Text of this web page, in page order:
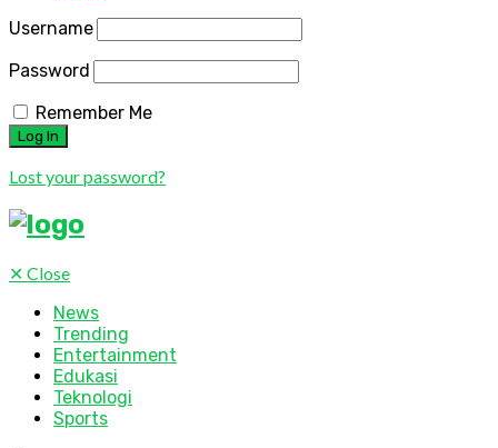
Username
Password
Remember Me
Lost your password?
✕ Close
News
Trending
Entertainment
Edukasi
Teknologi
Sports